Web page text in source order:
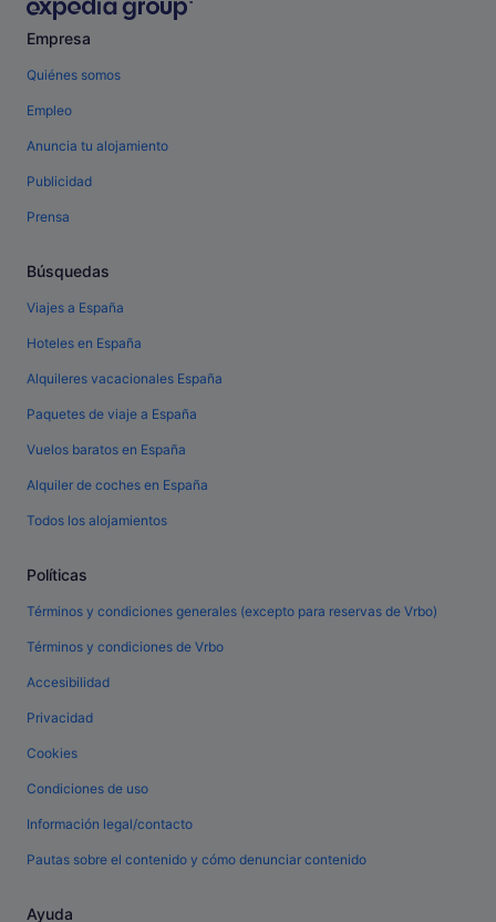
Empresa
Quiénes somos
Empleo
Anuncia tu alojamiento
Publicidad
Prensa
Búsquedas
Viajes a España
Hoteles en España
Alquileres vacacionales España
Paquetes de viaje a España
Vuelos baratos en España
Alquiler de coches en España
Todos los alojamientos
Políticas
Términos y condiciones generales (excepto para reservas de Vrbo)
Términos y condiciones de Vrbo
Accesibilidad
Privacidad
Cookies
Condiciones de uso
Información legal/contacto
Pautas sobre el contenido y cómo denunciar contenido
Ayuda